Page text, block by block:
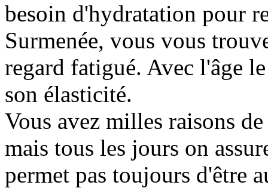
besoin d'hydratation pour
Surmenée, vous vous
regard fatigué. Avec l'âge
son élasticité.
Vous avez milles raisons
mais tous les jours on
permet pas toujours d'être